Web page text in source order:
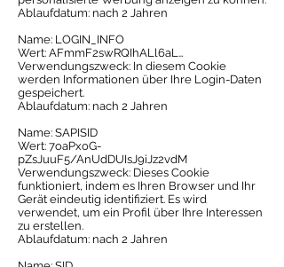
Ablaufdatum: nach 2 Jahren
Name: LOGIN_INFO
Wert: AFmmF2swRQIhALl6aL…
Verwendungszweck: In diesem Cookie
werden Informationen über Ihre Login-Daten
gespeichert.
Ablaufdatum: nach 2 Jahren
Name: SAPISID
Wert: 7oaPxoG-
pZsJuuF5/AnUdDUIsJ9iJz2vdM
Verwendungszweck: Dieses Cookie
funktioniert, indem es Ihren Browser und Ihr
Gerät eindeutig identifiziert. Es wird
verwendet, um ein Profil über Ihre Interessen
zu erstellen.
Ablaufdatum: nach 2 Jahren